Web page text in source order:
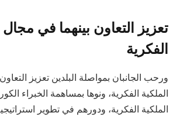
تعزيز التعاون بينهما في مجال
الفكرية
ورحب الجانبان بمواصلة البلدين تعزيز
الملكية الفكرية، ونوها بمساهمة الخبراء
الملكية الفكرية، ودورهم في تطوير